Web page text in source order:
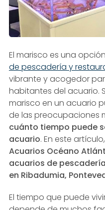
El marisco es una
de pescadería y
vibrante y acogedor
habitantes del acuario.
marisco en un acuario
de las preocupaciones
cuánto tiempo puede
acuario. En este
Acuarios Océano
acuarios de
en Ribadumia,
El tiempo que puede